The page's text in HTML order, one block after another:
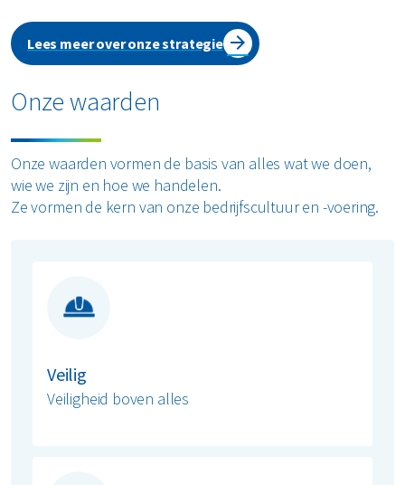
Lees meer over onze strategie
Onze waarden
Onze waarden vormen de basis van alles wat we doen,
wie we zijn en hoe we handelen.
Ze vormen de kern van onze bedrijfscultuur en -voering.
Veilig
Veiligheid boven alles